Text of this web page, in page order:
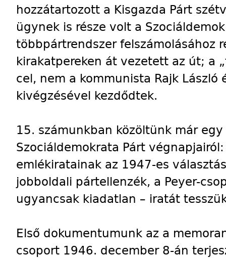
hozzátartozott a Kisgazda Párt
ügynek is része volt a
többpártrendszer felszámolásához
kirakatpereken át vezetett az út; a
cel, nem a kommunista Rajk László
kivégzésével kezdődtek.
15. számunkban közöltünk már
Szociáldemokrata Párt
emlékiratainak az 1947-es
jobboldali pártellenzék, a Peyer-
ugyancsak kiadatlan – iratát
Első dokumentumunk az a
csoport 1946. december 8-án